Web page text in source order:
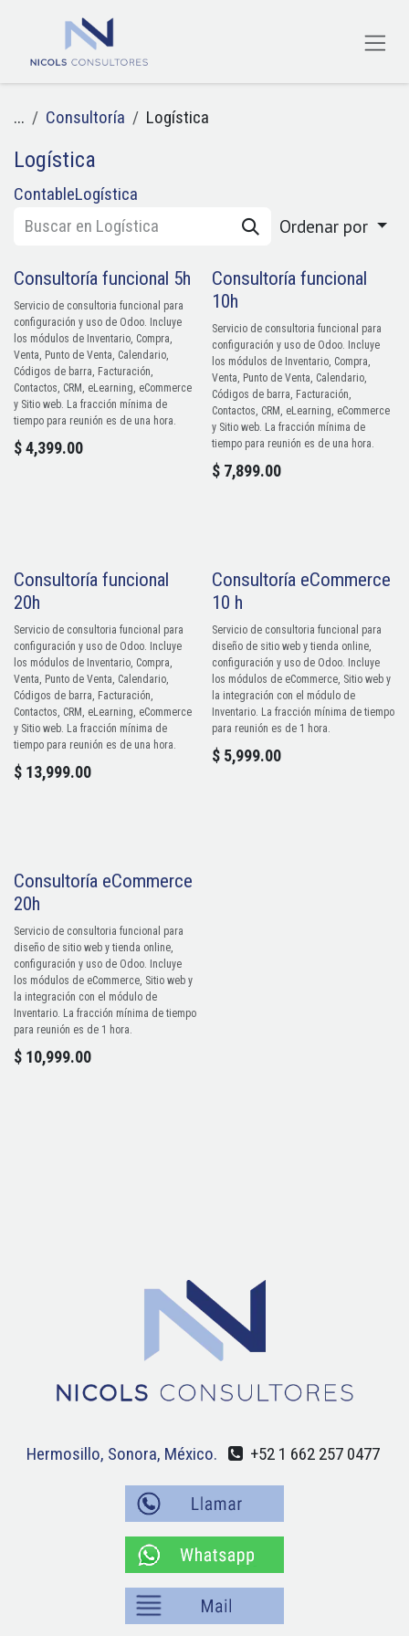
Ir al contenido
... Consultoría Logística
Logística
ContableLogística
Ordenar por
Consultoría funcional 5h
Servicio de consultoria funcional para
configuración y uso de Odoo. Incluye
los módulos de Inventario, Compra,
Venta, Punto de Venta, Calendario,
Códigos de barra, Facturación,
Contactos, CRM, eLearning, eCommerce
y Sitio web. La fracción mínima de
tiempo para reunión es de una hora.
$4,399.00
Consultoría funcional
10h
Servicio de consultoria funcional para
configuración y uso de Odoo. Incluye
los módulos de Inventario, Compra,
Venta, Punto de Venta, Calendario,
Códigos de barra, Facturación,
Contactos, CRM, eLearning, eCommerce
y Sitio web. La fracción mínima de
tiempo para reunión es de una hora.
$ 7,899.00
Consultoría funcional
20h
Servicio de consultoria funcional para
configuración y uso de Odoo. Incluye
los módulos de Inventario, Compra,
Venta, Punto de Venta, Calendario,
Códigos de barra, Facturación,
Contactos, CRM, eLearning, eCommerce
y Sitio web. La fracción mínima de
tiempo para reunión es de una hora.
$ 13,999.00
Consultoría eCommerce
10 h
Servicio de consultoria funcional para
diseño de sitio web y tienda online,
configuración y uso de Odoo. Incluye
los módulos de eCommerce, Sitio web y
la integración con el módulo de
Inventario. La fracción mínima de tiempo
para reunión es de 1 hora.
$ 5,999.00
Consultoría eCommerce
20h
Servicio de consultoria funcional para
diseño de sitio web y tienda online,
configuración y uso de Odoo. Incluye
los módulos de eCommerce, Sitio web y
la integración con el módulo de
Inventario. La fracción mínima de tiempo
para reunión es de 1 hora.
$ 10,999.00
Hermosillo, Sonora, México. +52 1 662 257 0477